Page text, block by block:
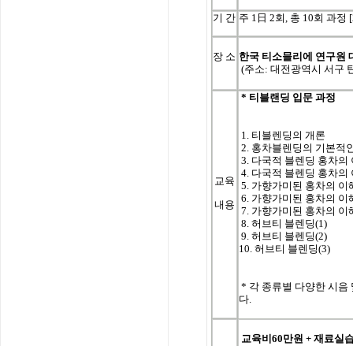
기 간 주 1 日 2회, 총 10회 과정
장 소 한국 티소믈리에 연구원
(주소: 대전광역시 서구
교육
내용
* 티블랜딩 입문 과정
1. 티블렌딩의 개론
2. 홍차블렌딩의 기본적
3. 다국적 블렌딩 홍차의
4. 다국적 블렌딩 홍차의
5. 가향가미된 홍차의 이
6. 가향가미된 홍차의 이
7. 가향가미된 홍차의 이
8. 허브티 블렌딩(1)
9. 허브티 블렌딩(2)
10. 허브티 블렌딩(3)
* 각 종류별 다양한 시음
다.
교육비60만원 + 재료실